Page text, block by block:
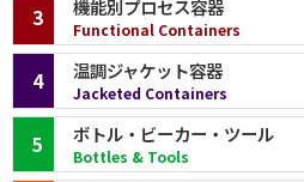
機能別プロセス容器
Functional Containers
3
温調ジャケット容器
Jacketed Containers
4
ボトル・ビーカー・ツール
Bottles & Tools
5